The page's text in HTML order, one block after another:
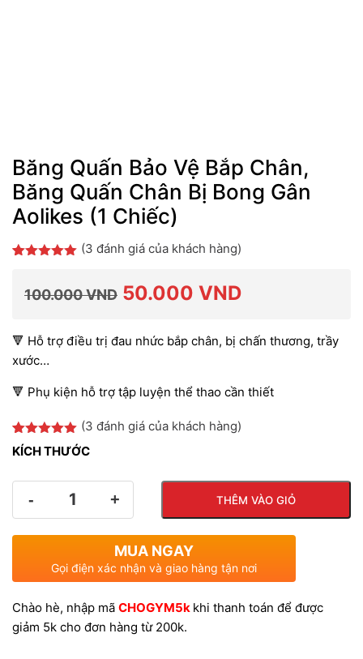
Băng Quấn Bảo Vệ Bắp Chân,
Băng Quấn Chân Bị Bong Gân
Aolikes (1 Chiếc)
đánh giá
(3 đánh giá của khách hàng)
100.000VND Giá
gốc
là:
100.000 VND.
50.000 VNDGiá
hiện
tại
50.000
🔻 Hỗ trợ điều trị đau nhức bắp chân, bị chấn thương, trầy
xước…
🔻 Phụ kiện hỗ trợ tập luyện thể thao cần thiết
5.00trên 5
dựa trên
3
(3 đánh giá của khách hàng)
KÍCH THƯỚC
THÊM VÀO GIỎ
MUA NGAY
Gọi điện xác nhận và giao hàng tận nơi
Chào hè, nhập mã CHOGYM5k khi thanh toán để được
giảm 5k cho đơn hàng từ 200k.